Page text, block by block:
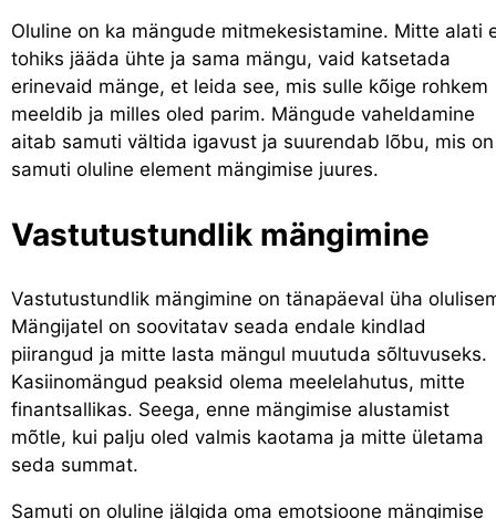
Oluline on ka mängude mitmekesistamine. Mitte alati
tohiks jääda ühte ja sama mängu, vaid katsetada
erinevaid mänge, et leida see, mis sulle kõige rohkem
meeldib ja milles oled parim. Mängude vaheldamine
aitab samuti vältida igavust ja suurendab lõbu, mis on
samuti oluline element mängimise juures.
Vastutustundlik mängimine
Vastutustundlik mängimine on tänapäeval üha
Mängijatel on soovitatav seada endale kindlad
piirangud ja mitte lasta mängul muutuda sõltuvuseks.
Kasiinomängud peaksid olema meelelahutus, mitte
finantsallikas. Seega, enne mängimise alustamist
mõtle, kui palju oled valmis kaotama ja mitte ületama
seda summat.
Samuti on oluline jälgida oma emotsioone mängimise